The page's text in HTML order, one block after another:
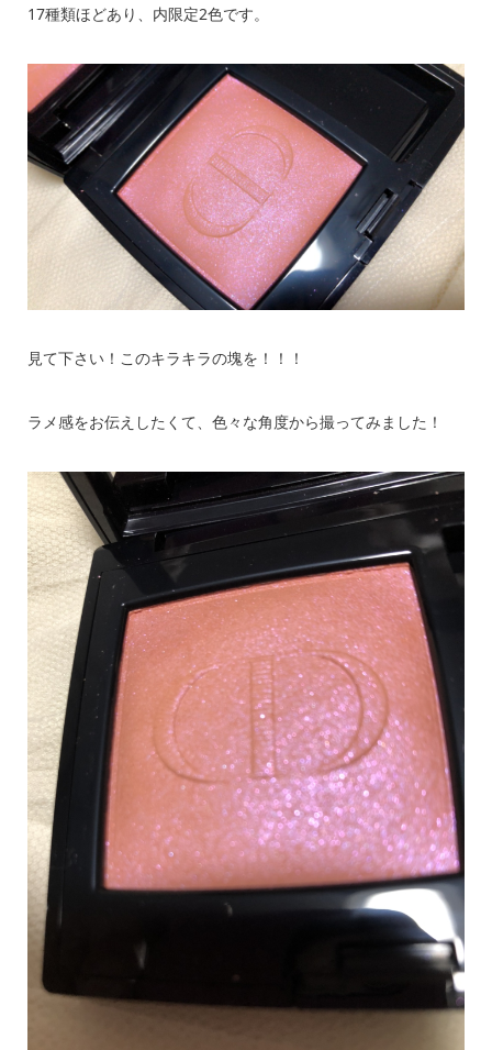
17種類ほどあり、内限定2色です。
見て下さい！このキラキラの塊を！！！
ラメ感をお伝えしたくて、色々な角度から撮ってみました！